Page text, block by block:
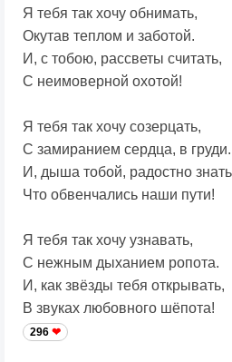
Я тебя так хочу обнимать,
Окутав теплом и заботой.
И, с тобою, рассветы считать,
С неимоверной охотой!
Я тебя так хочу созерцать,
С замиранием сердца, в груди.
И, дыша тобой, радостно
Что обвенчались наши пути!
Я тебя так хочу узнавать,
С нежным дыханием ропота.
И, как звёзды тебя открывать,
В звуках любовного шёпота!
296